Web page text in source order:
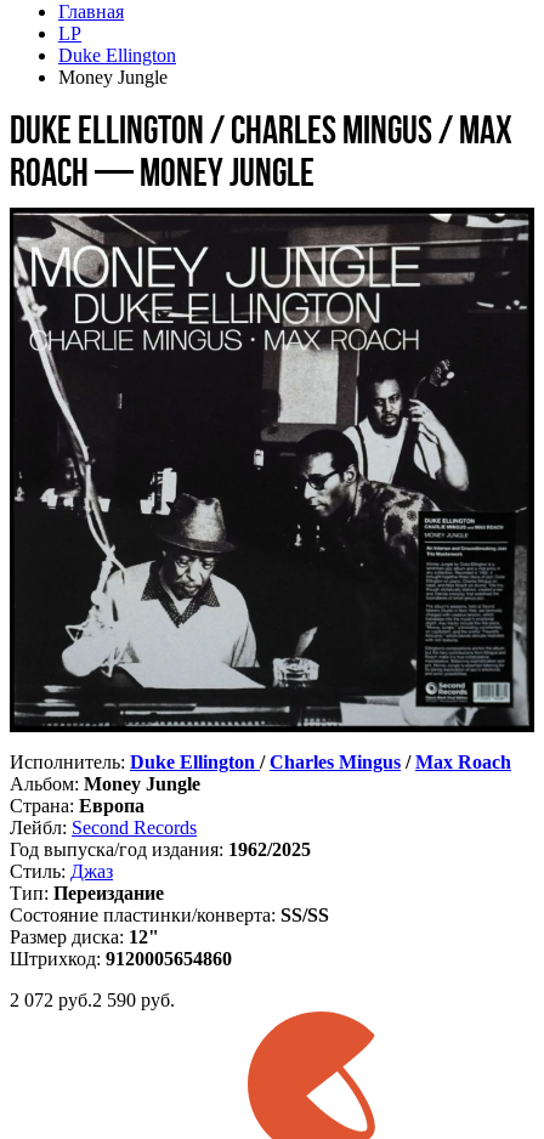
Главная
LP
Duke Ellington
Money Jungle
Duke Ellington / Charles Mingus / Max
Roach — Money Jungle
Исполнитель: Duke Ellington /Charles Mingus /Max Roach
Альбом: Money Jungle
Страна: Европа
Лейбл: Second Records
Год выпуска/год издания: 1962/2025
Стиль: Джаз
Тип: Переиздание
Состояние пластинки/конверта: SS/SS
Размер диска: 12"
Штрихкод: 9120005654860
2 072 руб.2 590 руб.